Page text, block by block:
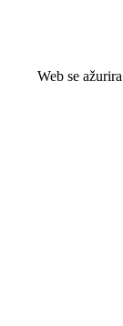
Web se